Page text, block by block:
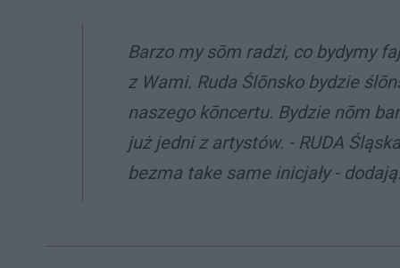
Barzo my sōm radzi, co bydymy
z Wami. Ruda Ślōnsko bydzie
naszego kōncertu. Bydzie nōm
już jedni z artystów. - RUDA
bezma take same inicjały - dodają.